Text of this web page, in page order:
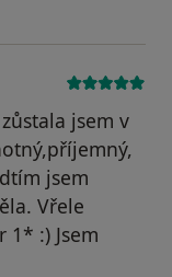
jsem v
jsem
Vřele
:) Jsem